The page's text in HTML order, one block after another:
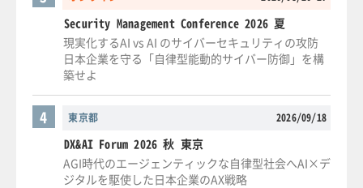
Security Management Conference 2026 夏
現実化するAI vs AI のサイバーセキュリティの攻防
日本企業を守る「自律型能動的サイバー防御」を構
築せよ
東京都 2026/09/18
4
DX&AI Forum 2026 秋 東京
AGI時代のエージェンティックな自律型社会へAI×デ
ジタルを駆使した日本企業のAX戦略